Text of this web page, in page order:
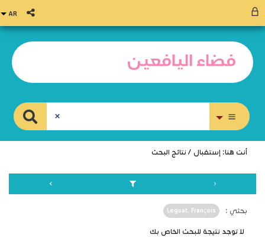
أنت هنا: إستقبال / نتائج البحث
بحثي : Leguat, François
لا توجد نتيجة للبحث الخاص بك